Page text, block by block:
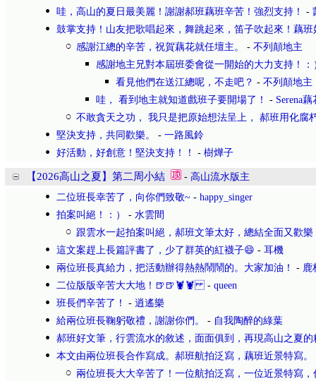
哇，高山的夏日最美麗！謝謝郝班藕班辛苦！強烈支持！
-
鼓掌支持！山友把歌唱起來，舞跳起來，笛子吹起來！藕班
感謝江總的辛苦，祝賀藕花就任壇主。
- 不列顛地主
感謝地主兄對本屆班委會從一開始的大力支持！：
看見他們在送江總呢，不走吧？ - 不列顛地主
哇， 看到地主就知道戲班子要開場了！
- Serena
不敢貪天之功， 我只是把原始想法呈上， 郝班用化腐
堅決支持，共同歡樂。
- 一路風鈴
好活動，好創意！堅決支持！！
- 樹燁子
【2026高山之夏】第二周小結 - 高山流水版主
二位班長幸苦了，向你們致敬~ - happy_singer
拍案叫絕！：）
- 水雲間
跟雲水一起拍案叫絕，郝班文筆太好，總結全面又歡樂
這文案趕上長篇評書了，少了群英的紅襪子😄 - 耳機
兩位班長真給力，把活動辦得熱熱鬧鬧的。大家加油！
- 鹿
二位版版辛苦大大地！🍺🍺🦞🦞 - queen
班長們辛苦了！
- 逍遙樂
給兩位班長鞠躬敬禮，謝謝你們。
- 自我陶醉的綠葉
郝班好文筆，行雲流水的敘述，面面俱到，再現高山之夏的
本文由兩位班長合作寫成。郝班航拍泛寫，藕班近景特寫。
兩位班長大大辛苦了！一位航拍泛寫，一位近景特寫